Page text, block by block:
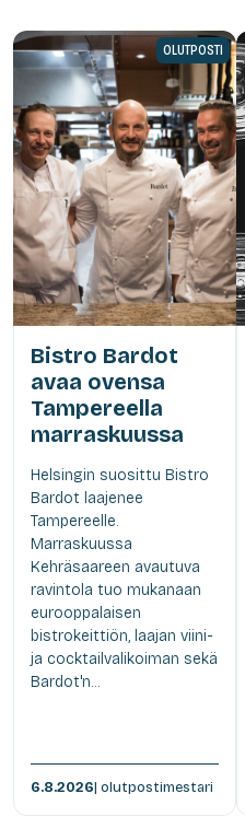
OLUTPOSTI
Bistro Bardot
avaa ovensa
Tampereella
marraskuussa
Helsingin suosittu Bistro
Bardot laajenee
Tampereelle.
Marraskuussa
Kehräsaareen avautuva
ravintola tuo mukanaan
eurooppalaisen
bistrokeittiön, laajan viini-
ja cocktailvalikoiman sekä
Bardot'n...
6.8.2026| olutpostimestari